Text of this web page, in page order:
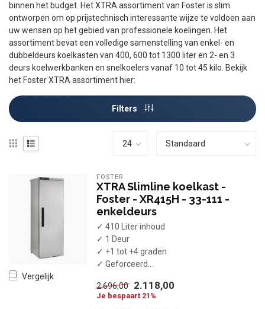
binnen het budget. Het XTRA assortiment van Foster is slim
ontworpen om op prijstechnisch interessante wijze te voldoen aan
uw wensen op het gebied van professionele koelingen. Het
assortiment bevat een volledige samenstelling van enkel- en
dubbeldeurs koelkasten van 400, 600 tot 1300 liter en 2- en 3
deurs koelwerkbanken en snelkoelers vanaf 10 tot 45 kilo. Bekijk
het Foster XTRA assortiment hier:
Filters
Vergelijk
FOSTER
XTRA Slimline koelkast -
Foster - XR415H - 33-111 -
enkeldeurs
✓ 410 Liter inhoud
✓ 1 Deur
✓ +1 tot +4 graden
✓ Geforceerd...
2.696,00 2.118,00
Je bespaart 21%